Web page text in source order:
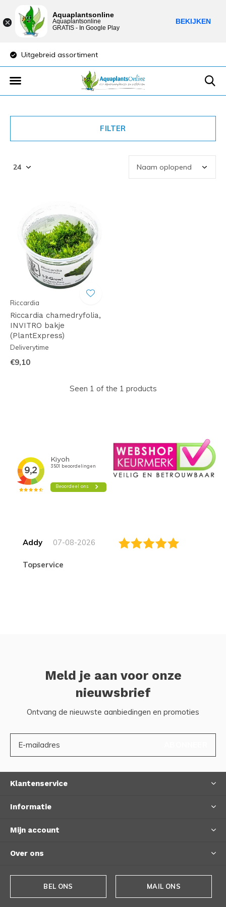
Uitgebreid assortiment
FILTER
Riccardia
Riccardia chamedryfolia,
INVITRO bakje
(PlantExpress)
Deliverytime
€9,10
Seen 1 of the 1 products
Addy 07-08-2026
topservice
Meld je aan voor onze
nieuwsbrief
Ontvang de nieuwste aanbiedingen en promoties
Klantenservice
Informatie
Mijn account
Over ons
BEL ONS MAIL ONS
Aquaplantsonline
Aquaplantsonline
GRATIS - In Google Play
BEKIJKEN